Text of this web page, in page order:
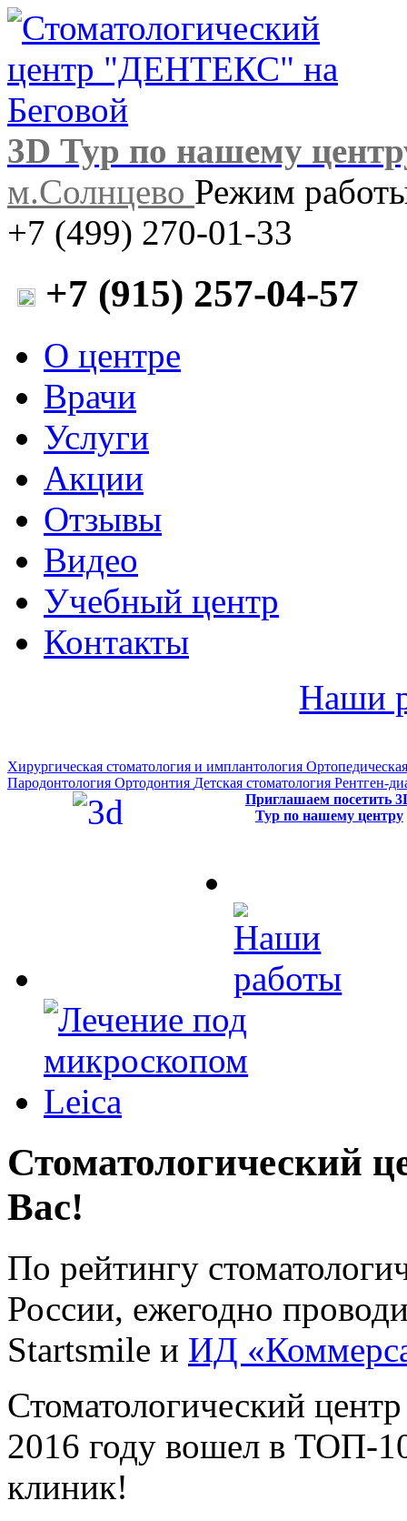
3D Тур по нашему
м.Солнцево Режим
+7 (499) 270-01-33
+7 (915) 257-04-57
О центре
Врачи
Услуги
Акции
Отзывы
Видео
Учебный центр
Контакты
Наши
Хирургическая стоматология и имплантология
Пародонтология Ортодонтия Детская стоматология Рентген-
Приглашаем посетить
Тур по нашему центру
Стоматологический
Вас!
По рейтингу
России, ежегодно
Startsmile и ИД
Стоматологический
2016 году вошел в ТОП-
клиник!